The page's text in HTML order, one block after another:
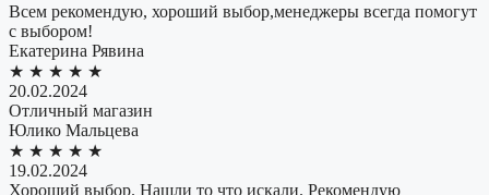
Всем рекомендую, хороший выбор,менеджеры всегда помогут
с выбором!
​Екатерина Рявина
★ ★ ★ ★ ★
20.02.2024
Отличный магазин
Юлико Мальцева
★ ★ ★ ★ ★
19.02.2024
Хороший выбор. Нашли то что искали. Рекомендую